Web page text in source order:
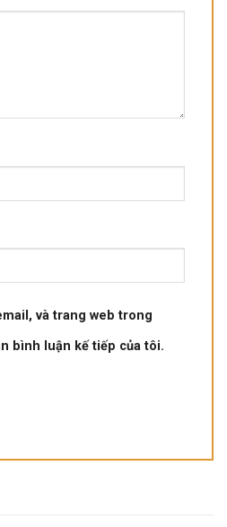
và trang web trong
bình luận kế tiếp của tôi.